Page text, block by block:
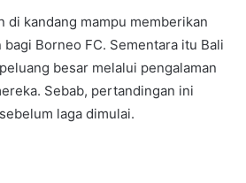
di kandang mampu memberikan
Borneo FC. Sementara itu Bali
besar melalui pengalaman
Sebab, pertandingan ini
laga dimulai.